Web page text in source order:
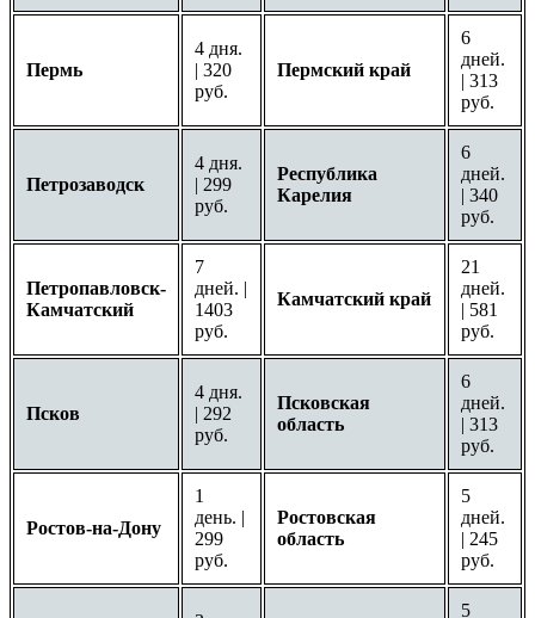
Пермь
4 дня.
| 320
руб.
Пермский край
6
дней.
| 313
руб.
Петрозаводск
4 дня.
| 299
руб.
Республика
Карелия
6
дней.
| 340
руб.
Петропавловск-
Камчатский
7
дней. |
1403
руб.
Камчатский край
21
дней.
| 581
руб.
Псков
4 дня.
| 292
руб.
Псковская
область
6
дней.
| 313
руб.
Ростов-на-Дону
1
день. |
299
руб.
Ростовская
область
5
дней.
| 245
руб.
5